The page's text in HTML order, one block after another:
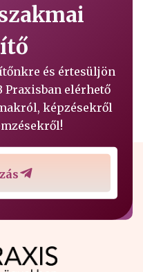
és értesüljön
Praxisban elérhető
képzésekről